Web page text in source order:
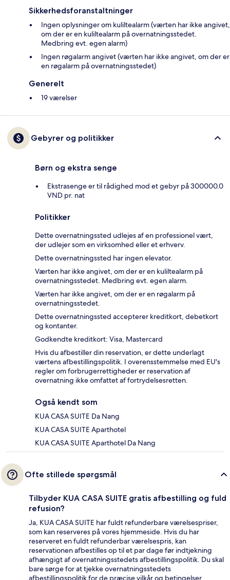
Sikkerhedsforanstaltninger
Ingen oplysninger om kuliltealarm (værten har ikke angivet,
om der er en kuliltealarm på overnatningsstedet.
Medbring evt. egen alarm)
Ingen røgalarm angivet (værten har ikke angivet, om der er
en røgalarm på overnatningsstedet)
Generelt
19 værelser
Gebyrer og politikker
Børn og ekstra senge
Ekstrasenge er til rådighed mod et gebyr på 300000.0
VND pr. nat
Politikker
Dette overnatningssted udlejes af en professionel vært,
der udlejer som en virksomhed eller et erhverv.
Dette overnatningssted har ingen elevator.
Værten har ikke angivet, om der er en kuliltealarm på
overnatningsstedet. Medbring evt. egen alarm.
Værten har ikke angivet, om der er en røgalarm på
overnatningsstedet.
Dette overnatningssted accepterer kreditkort, debetkort
og kontanter.
Godkendte kreditkort: Visa, Mastercard
Hvis du afbestiller din reservation, er dette underlagt
værtens afbestillingspolitik. I overensstemmelse med EU's
regler om forbrugerrettigheder er reservation af
overnatning ikke omfattet af fortrydelsesretten.
Også kendt som
KUA CASA SUITE Da Nang
KUA CASA SUITE Aparthotel
KUA CASA SUITE Aparthotel Da Nang
Ofte stillede spørgsmål
Tilbyder KUA CASA SUITE gratis afbestilling og fuld
refusion?
Ja, KUA CASA SUITE har fuldt refunderbare værelsespriser,
som kan reserveres på vores hjemmeside. Hvis du har
reserveret en fuldt refunderbar værelsespris, kan
reservationen afbestilles op til et par dage før indtjekning
afhængigt af overnatningsstedets afbestillingspolitik. Du skal
bare sørge for at tjekke overnatningsstedets
afbestillingspolitik for de præcise vilkår og betingelser.